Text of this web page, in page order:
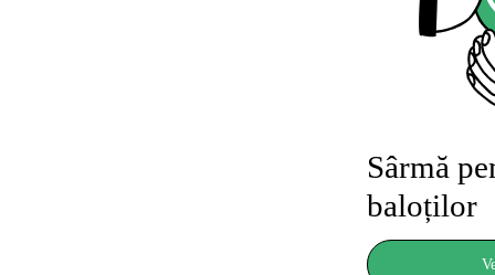
Sârmă
baloților